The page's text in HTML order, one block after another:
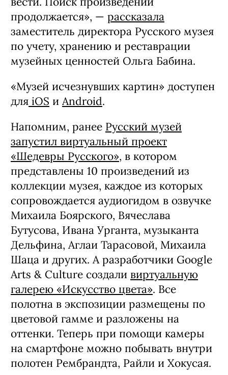
продолжается», — рассказала
заместитель директора Русского музея
по учету, хранению и реставрации
музейных ценностей Ольга Бабина.
«Музей исчезнувших картин» доступен
для iOS и Android.
Напомним, ранее Русский музей
запустил виртуальный проект
«Шедевры Русского», в котором
представлены 10 произведений из
коллекции музея, каждое из которых
сопровождается аудиогидом в озвучке
Михаила Боярского, Вячеслава
Бутусова, Ивана Урганта, музыканта
Дельфина, Аглаи Тарасовой, Михаила
Шаца и других. А разработчики Google
Arts & Culture создали виртуальную
галерею «Искусство цвета». Все
полотна в экспозиции размещены по
цветовой гамме и разложены на
оттенки. Теперь при помощи камеры
на смартфоне можно побывать внутри
полотен Рембрандта, Райли и Хокусая.